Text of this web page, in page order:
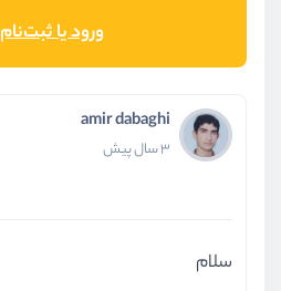
ورود یا ثبت‌نام
amir dabaghi
3 سال پیش
سلام